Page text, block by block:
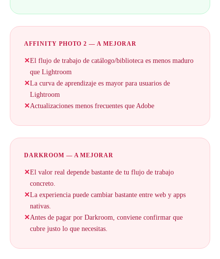
AFFINITY PHOTO 2 — A MEJORAR
✕El flujo de trabajo de catálogo/biblioteca es menos maduro
que Lightroom
✕La curva de aprendizaje es mayor para usuarios de
Lightroom
✕Actualizaciones menos frecuentes que Adobe
DARKROOM — A MEJORAR
✕El valor real depende bastante de tu flujo de trabajo
concreto.
✕La experiencia puede cambiar bastante entre web y apps
nativas.
✕Antes de pagar por Darkroom, conviene confirmar que
cubre justo lo que necesitas.